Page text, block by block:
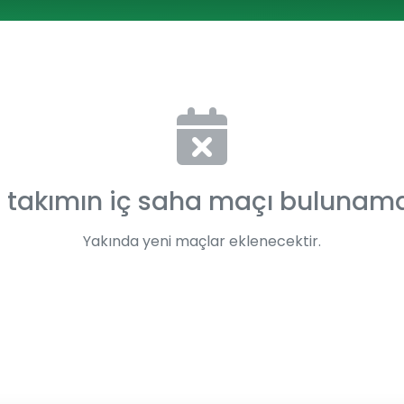
takımın iç saha maçı
Yakında yeni maçlar eklenecektir.